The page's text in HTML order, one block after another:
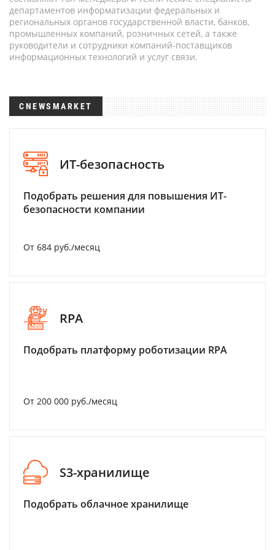
департаментов информатизации федеральных и
региональных органов государственной власти, банков,
промышленных компаний, розничных сетей, а также
руководители и сотрудники компаний-поставщиков
информационных технологий и услуг связи.
CNEWSMARKET
ИТ-безопасность
Подобрать решения для повышения ИТ-
безопасности компании
От 684 руб./месяц
RPA
Подобрать платформу роботизации RPA
От 200 000 руб./месяц
S3-хранилище
Подобрать облачное хранилище